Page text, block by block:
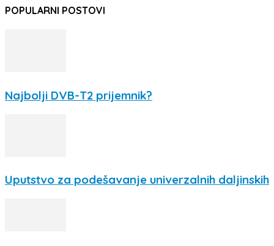
POPULARNI POSTOVI
Najbolji DVB-T2 prijemnik?
Uputstvo za podešavanje univerzalnih daljinskih